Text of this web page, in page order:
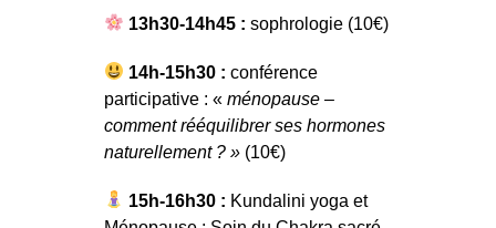
13h30-14h45 : sophrologie (10€)
14h-15h30 : conférence
participative : « ménopause –
comment rééquilibrer ses hormones
naturellement ? » (10€)
15h-16h30 : Kundalini yoga et